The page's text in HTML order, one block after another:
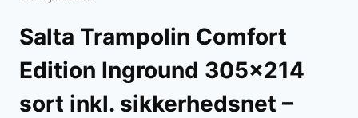
Salta Trampolin Comfort
Edition Inground 305×214
sort inkl. sikkerhedsnet –